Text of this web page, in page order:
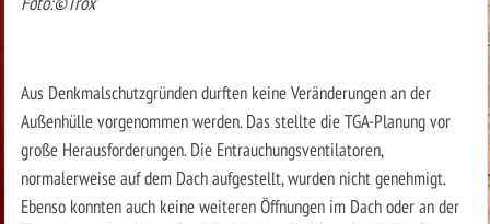
Aus Denkmalschutzgründen durften keine Veränderungen an der
Außenhülle vorgenommen werden. Das stellte die TGA-Planung vor
große Herausforderungen. Die Entrauchungsventilatoren,
normalerweise auf dem Dach aufgestellt, wurden nicht genehmigt.
Ebenso konnten auch keine weiteren Öffnungen im Dach oder an der